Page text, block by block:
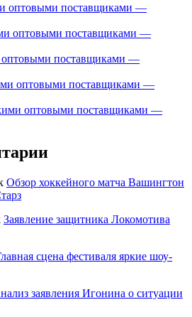
оптовыми поставщиками —
оптовыми поставщиками —
оптовыми поставщиками —
оптовыми поставщиками —
оптовыми поставщиками —
Обзор хоккейного матча Вашингтон
Заявление защитника Локомотива
сцена фестиваля яркие шоу-
заявления Игонина о ситуации